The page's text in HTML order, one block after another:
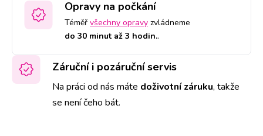
Opravy na počkání
Téměř všechny opravy zvládneme
do 30 minut až 3 hodin..
Záruční i pozáruční servis
Na práci od nás máte doživotní záruku, takže
se není čeho bát.